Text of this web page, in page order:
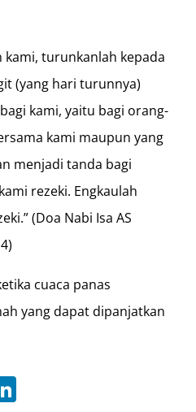
kami, turunkanlah kepada
(yang hari turunnya)
kami, yaitu bagi orang-
kami maupun yang
menjadi tanda bagi
rezeki. Engkaulah
(Doa Nabi Isa AS
cuaca panas
yang dapat dipanjatkan